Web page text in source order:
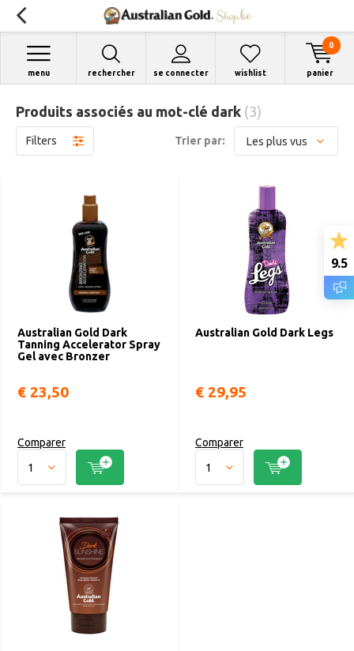
rechercher se connecter
menu wishlist panier
0
Produits associés au mot-clé dark (3)
Filters Trier par:
Australian Gold Dark
Tanning Accelerator Spray
Gel avec Bronzer
€ 23,50
Comparer
Australian Gold Dark Legs
€ 29,95
Comparer
9.5